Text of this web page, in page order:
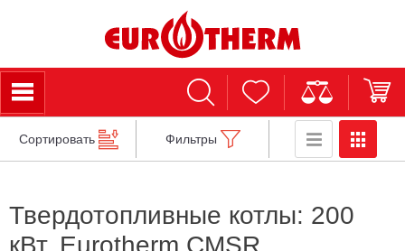
Сортировать Фильтры
Твердотопливные котлы: 200
кВт, Eurotherm CMSR